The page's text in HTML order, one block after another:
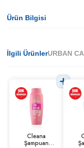
Ürün Bilgisi
İlgili ÜrünlerURBAN
Cleana
Şampuan